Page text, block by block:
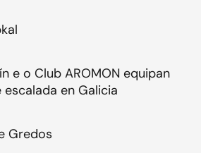
e o Club AROMON equipan
en Galicia
Gredos